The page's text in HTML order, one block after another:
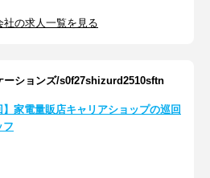
の求人一覧を見る
ーションズ/s0f27shizurd2510sftn
】家電量販店キャリアショップの巡回
フ